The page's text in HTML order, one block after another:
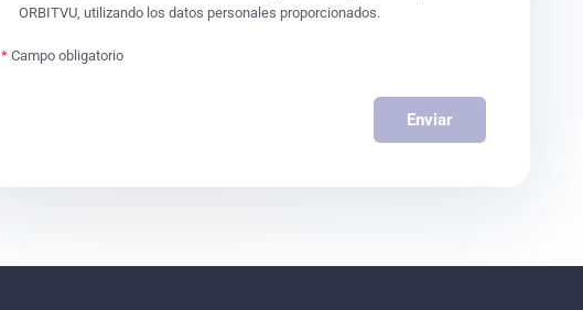
ORBITVU, utilizando los datos personales proporcionados.
* Campo obligatorio
Enviar